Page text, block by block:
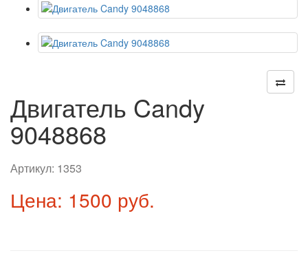
Двигатель Candy
9048868
Артикул: 1353
Цена: 1500 руб.